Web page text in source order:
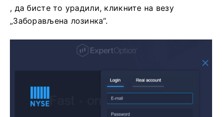
, да бисте то урадили, кликните на везу
„Заборављена лозинка“.